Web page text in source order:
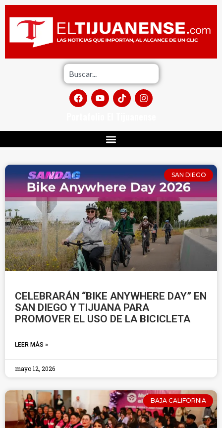
SAN DIEGO
CELEBRARÁN “BIKE ANYWHERE DAY” EN
SAN DIEGO Y TIJUANA PARA
PROMOVER EL USO DE LA BICICLETA
LEER MÁS »
mayo 12, 2026
BAJA CALIFORNIA